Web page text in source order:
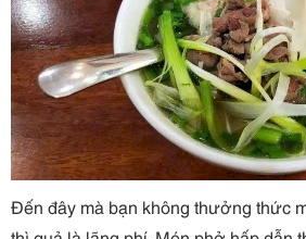
Đến đây mà bạn không thưởng thức